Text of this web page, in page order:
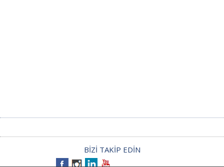
BİZİ TAKİP EDİN